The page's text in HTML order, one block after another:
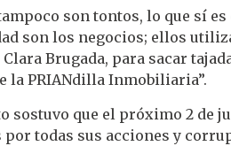
son tontos, lo que sí
son los negocios; ellos
Brugada, para sacar
la PRIANdilla Inmobiliaria”.
sostuvo que el próximo 2 de
todas sus acciones y